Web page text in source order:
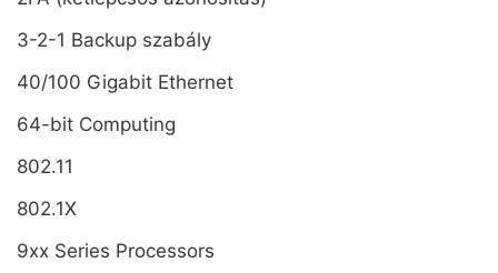
3-2-1 Backup szabály
40/100 Gigabit Ethernet
64-bit Computing
802.11
802.1X
9xx Series Processors